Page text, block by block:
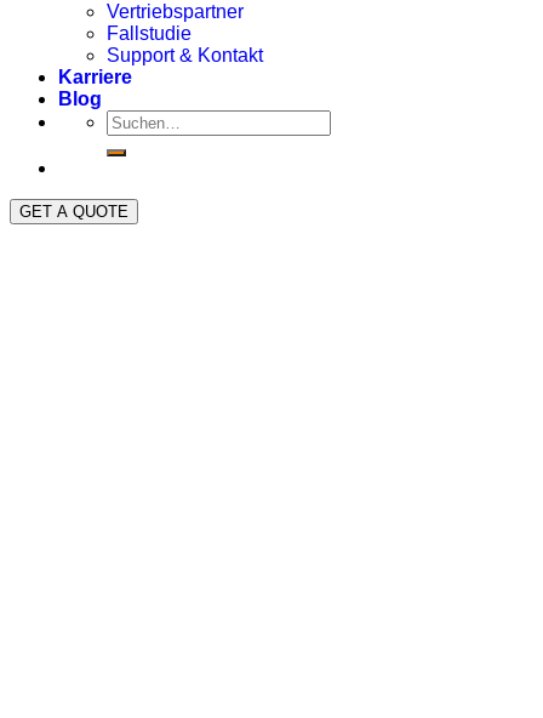
Vertriebspartner
Fallstudie
Support & Kontakt
Karriere
Blog
GET A QUOTE